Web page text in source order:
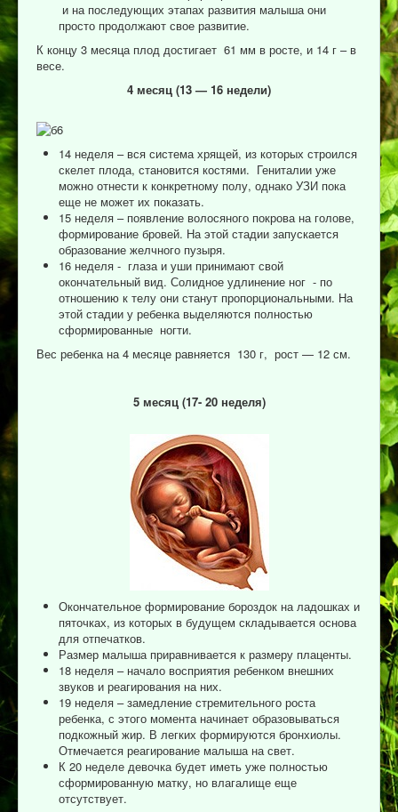
и на последующих этапах развития малыша они
просто продолжают свое развитие.
К концу 3 месяца плод достигает 61 мм в росте, и 14 г – в
весе.
4 месяц (13 — 16 недели)
14 неделя – вся система хрящей, из которых строился
скелет плода, становится костями. Гениталии уже
можно отнести к конкретному полу, однако УЗИ пока
еще не может их показать.
15 неделя – появление волосяного покрова на голове,
формирование бровей. На этой стадии запускается
образование желчного пузыря.
16 неделя - глаза и уши принимают свой
окончательный вид. Солидное удлинение ног - по
отношению к телу они станут пропорциональными. На
этой стадии у ребенка выделяются полностью
сформированные ногти.
Вес ребенка на 4 месяце равняется 130 г, рост — 12 см.
5 месяц (17- 20 неделя)
Окончательное формирование бороздок на ладошках и
пяточках, из которых в будущем складывается основа
для отпечатков.
Размер малыша приравнивается к размеру плаценты.
18 неделя – начало восприятия ребенком внешних
звуков и реагирования на них.
19 неделя – замедление стремительного роста
ребенка, с этого момента начинает образовываться
подкожный жир. В легких формируются бронхиолы.
Отмечается реагирование малыша на свет.
К 20 неделе девочка будет иметь уже полностью
сформированную матку, но влагалище еще
отсутствует.